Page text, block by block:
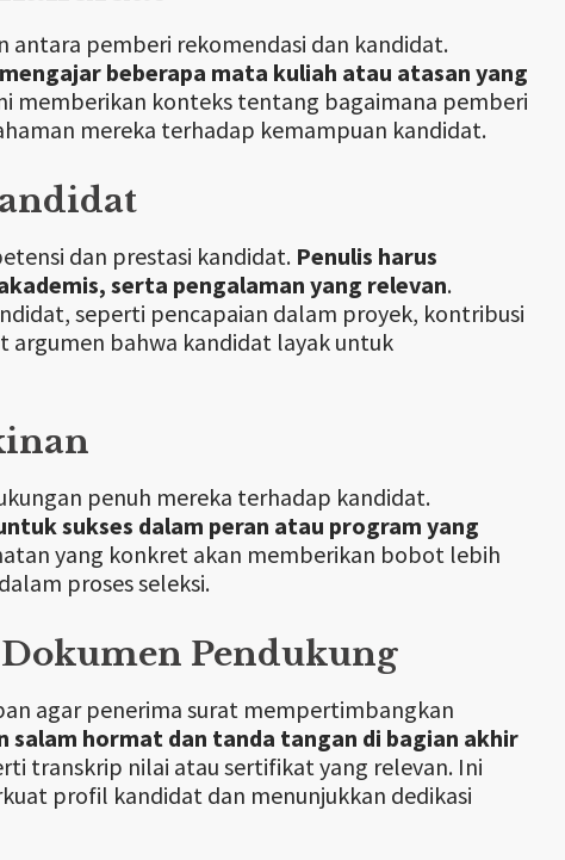
antara pemberi rekomendasi dan kandidat.
beberapa mata kuliah atau atasan yang
memberikan konteks tentang bagaimana pemberi
mereka terhadap kemampuan kandidat.
dan prestasi kandidat. Penulis harus
serta pengalaman yang relevan.
seperti pencapaian dalam proyek, kontribusi
argumen bahwa kandidat layak untuk
penuh mereka terhadap kandidat.
sukses dalam peran atau program yang
yang konkret akan memberikan bobot lebih
proses seleksi.
Pendukung
agar penerima surat mempertimbangkan
salam hormat dan tanda tangan di bagian akhir
transkrip nilai atau sertifikat yang relevan. Ini
profil kandidat dan menunjukkan dedikasi